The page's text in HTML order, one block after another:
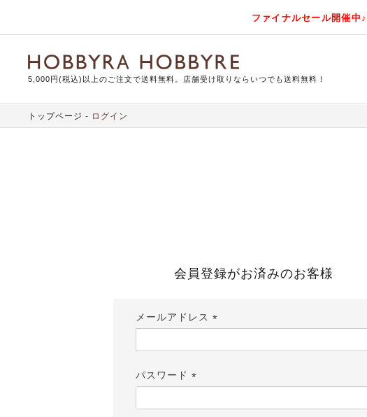
ファイナルセール開催中♪
5,000円(税込)以上のご注文で送料無料。店舗受け取りならいつでも送料無料！
トップページ ログイン
会員登録がお済みのお客様
メールアドレス
須)
パスワード
須)